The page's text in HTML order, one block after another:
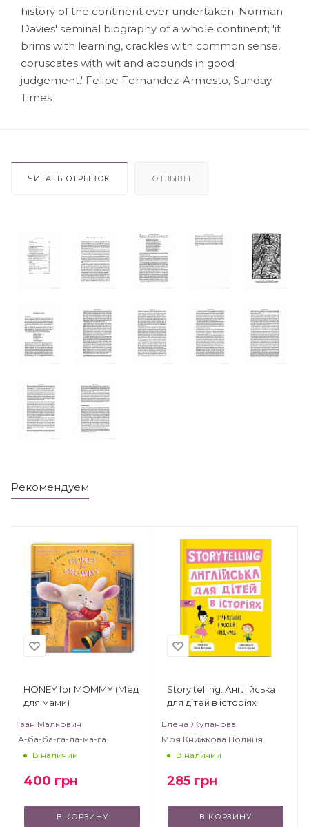
history of the continent ever undertaken. Norman
Davies' seminal biography of a whole continent; 'it
brims with learning, crackles with common sense,
coruscates with wit and abounds in good
judgement.' Felipe Fernandez-Armesto, Sunday
Times
ЧИТАТЬ ОТРЫВОК ОТЗЫВЫ
Рекомендуем
HONEY for MOMMY (Мед
для мами)
Іван Малкович
А-ба-ба-га-ла-ма-га
В наличии
400 грн
В КОРЗИНУ
Story telling. Англійська
для дітей в історіях
Елена Жупанова
Моя Книжкова Полиця
В наличии
285 грн
В КОРЗИНУ